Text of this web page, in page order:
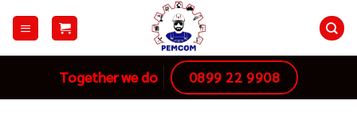
Together we do 0899 22 9908